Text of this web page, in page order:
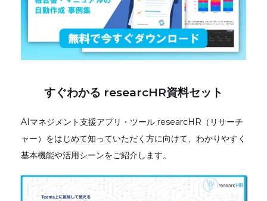
すぐわかる researcHR資料セット
AIマネジメント支援アプリ・ツール researcHR（リサーチ
ャー）をはじめて知っていただく方に向けて、わかりやすく
基本機能や活用シーンをご紹介します。